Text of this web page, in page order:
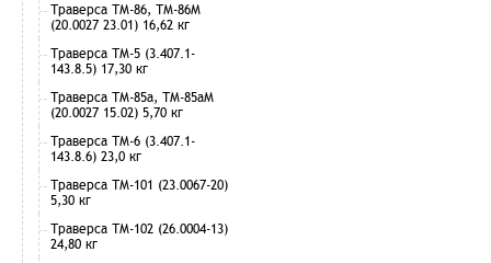
Траверса ТМ-86, ТМ-86М
(20.0027 23.01) 16,62 кг
Траверса ТМ-5 (3.407.1-
143.8.5) 17,30 кг
Траверса ТМ-85а, ТМ-85аМ
(20.0027 15.02) 5,70 кг
Траверса ТМ-6 (3.407.1-
143.8.6) 23,0 кг
Траверса ТМ-101 (23.0067-20)
5,30 кг
Траверса ТМ-102 (26.0004-13)
24,80 кг